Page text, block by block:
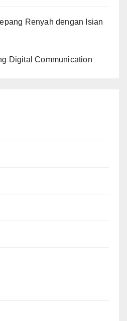
Renyah dengan Isian
Digital Communication